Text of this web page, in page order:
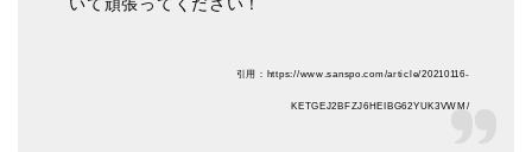
引用：https://www.sanspo.com/article/20210116-
KETGEJ2BFZJ6HEIBG62YUK3VWM/